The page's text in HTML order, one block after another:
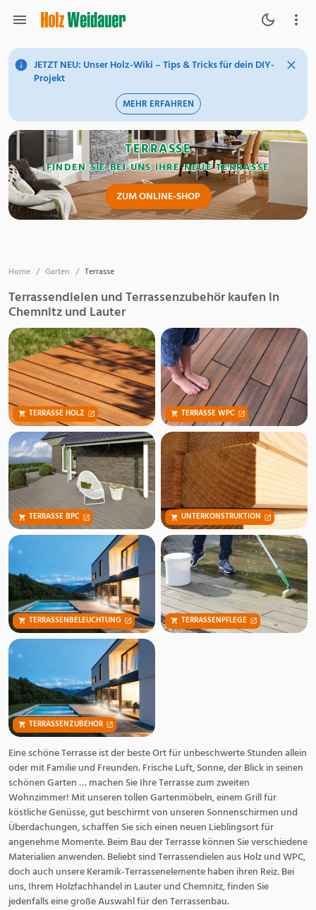
JETZT NEU: Unser Holz-Wiki – Tips & Tricks für dein DIY-
Projekt
MEHR ERFAHREN
TERRASSE
FINDEN SIE BEI UNS IHRE NEUE TERRASSE
ZUM ONLINE-SHOP
Home / Garten / Terrasse
Terrassendielen und Terrassenzubehör kaufen in
Chemnitz und Lauter
TERRASSE HOLZ TERRASSE WPC
TERRASSE BPC UNTERKONSTRUKTION
TERRASSENBELEUCHTUNG TERRASSENPFLEGE
TERRASSENZUBEHÖR
Eine schöne Terrasse ist der beste Ort für unbeschwerte Stunden allein
oder mit Familie und Freunden. Frische Luft, Sonne, der Blick in seinen
schönen Garten … machen Sie Ihre Terrasse zum zweiten
Wohnzimmer! Mit unseren tollen Gartenmöbeln, einem Grill für
köstliche Genüsse, gut beschirmt von unseren Sonnenschirmen und
Überdachungen, schaffen Sie sich einen neuen Lieblingsort für
angenehme Momente. Beim Bau der Terrasse können Sie verschiedene
Materialien anwenden. Beliebt sind Terrassendielen aus Holz und WPC,
doch auch unsere Keramik-Terrassenelemente haben ihren Reiz. Bei
uns, Ihrem Holzfachhandel in Lauter und Chemnitz, finden Sie
jedenfalls eine große Auswahl für den Terrassenbau.